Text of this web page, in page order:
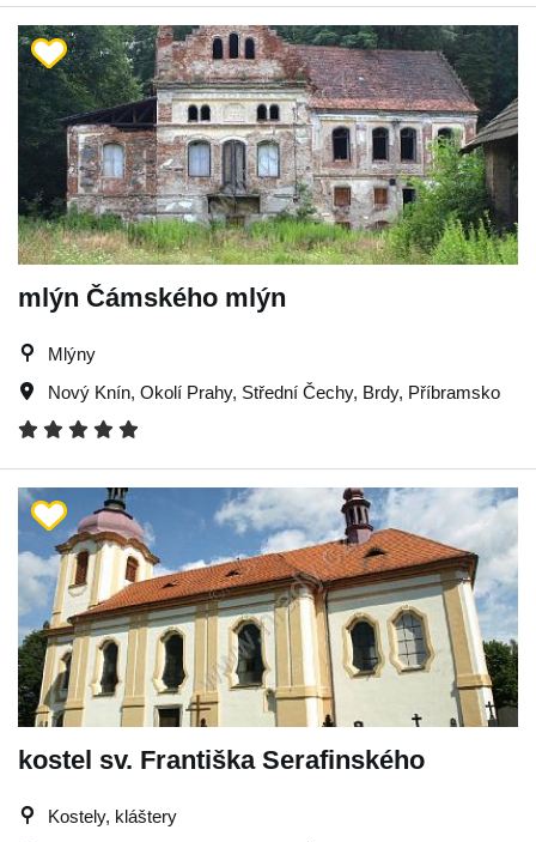
mlýn Čámského mlýn
Mlýny
Nový Knín, Okolí Prahy, Střední Čechy, Brdy, Příbramsko
kostel sv. Františka Serafinského
Kostely, kláštery